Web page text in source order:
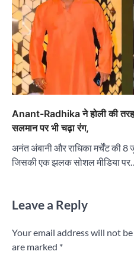
Anant-Radhika ने होली की तरह
सलमान पर भी चढ़ा रंग,
अनंत अंबानी और राधिका मर्चेंट की 8
जिसकी एक झलक सोशल मीडिया
Leave a Reply
Your email address will not
are marked *